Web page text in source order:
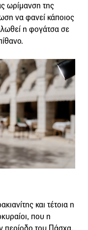
ωρίμανση της
να φανεί κάποιος
η φογάτσα σε
και τέτοια η
που η